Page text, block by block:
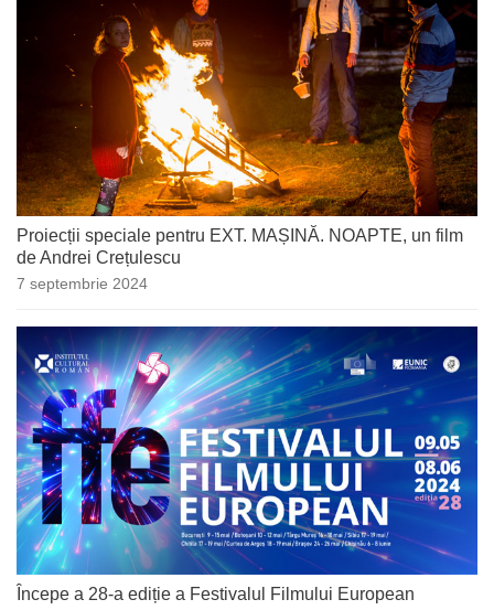
Proiecții speciale pentru EXT. MAȘINĂ. NOAPTE, un film
de Andrei Crețulescu
7 septembrie 2024
Începe a 28-a ediție a Festivalul Filmului European